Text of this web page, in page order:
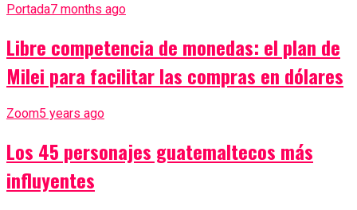
Portada7 months ago
Libre competencia de monedas: el plan de
Milei para facilitar las compras en dólares
Zoom5 years ago
Los 45 personajes guatemaltecos más
influyentes